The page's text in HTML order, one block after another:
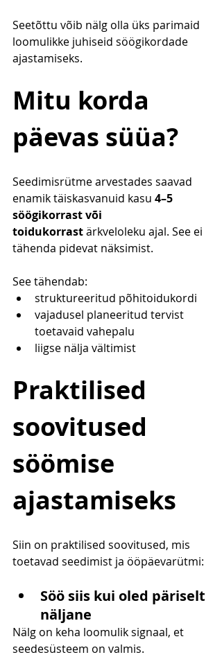
Seetõttu võib nälg olla üks parimaid
loomulikke juhiseid söögikordade
ajastamiseks.
Mitu korda
päevas süüa?
Seedimisrütme arvestades saavad
enamik täiskasvanuid kasu 4–5
söögikorrast või
toidukorrast ärkveloleku ajal. See ei
tähenda pidevat näksimist.
See tähendab:
struktureeritud põhitoidukordi
vajadusel planeeritud tervist
toetavaid vahepalu
liigse nälja vältimist
Praktilised
soovitused
söömise
ajastamiseks
Siin on praktilised soovitused, mis
toetavad seedimist ja ööpäevarütmi:
Söö siis kui oled päriselt
näljane
Nälg on keha loomulik signaal, et
seedesüsteem on valmis.